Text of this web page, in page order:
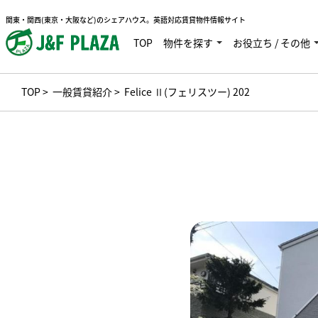
関東・関西(東京・大阪など)のシェアハウス。英語対応賃貸物件情報サイト
TOP 物件を探す お役立ち / その他
TOP> 一般賃貸紹介> Felice Ⅱ(フェリスツー) 202